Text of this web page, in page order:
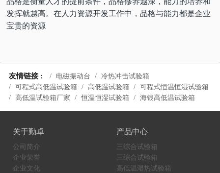
发挥就越高。在人力资源开发工作中，品格与能力都是企业
宝贵的资源
友情链接 : 电磁振动台
冷热冲击试验箱
可程式高低温试验箱
高低温试验箱
可程式恒温恒湿试验箱
高低温试验箱厂家
恒温恒湿试验箱 海银高低温试验箱
关于勤卓
公司简介
企业荣誉
企业文化
产品中心
三综合试验箱
三综合试验箱
高低温湿热试验箱